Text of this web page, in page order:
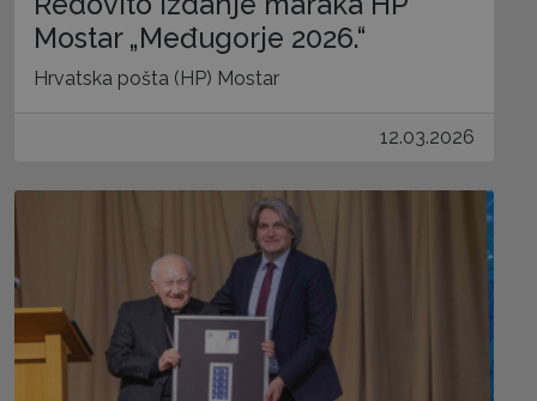
Mostar „Međugorje 2026.“
Hrvatska pošta (HP) Mostar
12.03.2026